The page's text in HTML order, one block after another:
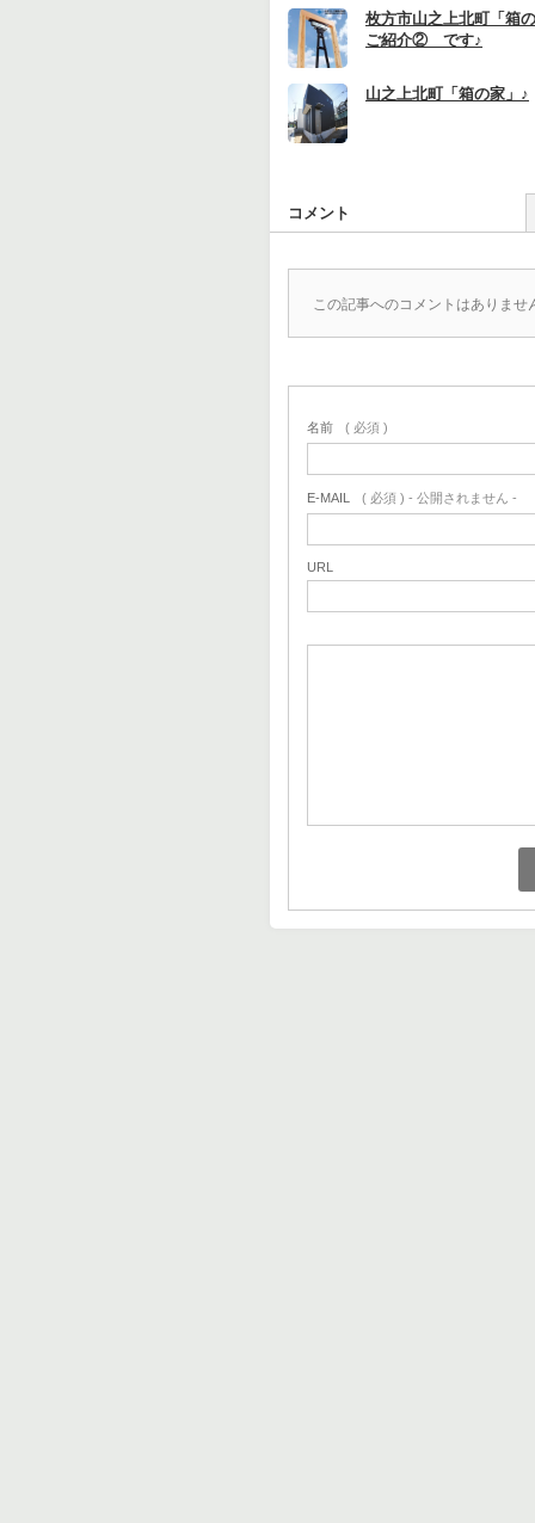
枚方市山之上北町「
ご紹介② です♪
山之上北町「箱の家」♪
コメント
この記事へのコメントはありませ
名前 ( 必須 )
E-MAIL ( 必須 ) - 公開されません -
URL